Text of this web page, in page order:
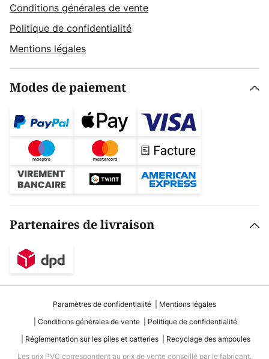
Conditions générales de vente
Politique de confidentialité
Mentions légales
Modes de paiement
Partenaires de livraison
Paramètres de confidentialité
Mentions légales
Conditions générales de vente
Politique de confidentialité
Réglementation sur les piles et batteries
Recyclage des ampoules
Les prix PVC correspondent au prix de vente conseillé par le fabricant.